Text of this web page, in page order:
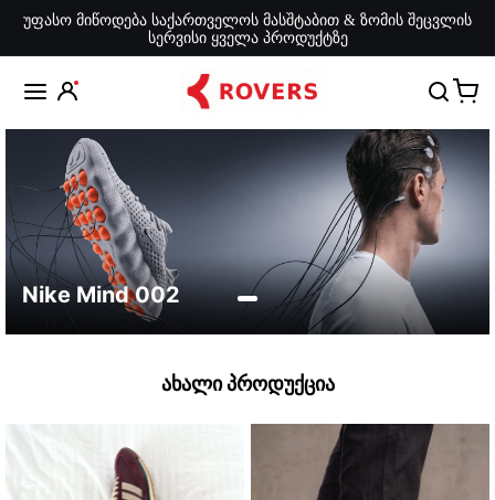
უფასო მიწოდება საქართველოს მასშტაბით & ზომის შეცვლის
სერვისი ყველა პროდუქტზე
Nike Mind 002
კაცი
ახალი პროდუქცია